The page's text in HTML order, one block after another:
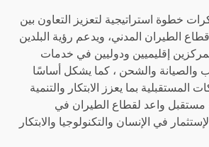
خطوة استراتيجية لتعزيز التعاون بين
الطيران المدني، ويدعم رؤية البلدين
إقليميين ودوليين في خدمات
والصيانة والشحن ، كما يشكل أساسًا
المستقبلية بما يعزز الابتكار والتنمية
مستقبل واعد لقطاع الطيران في
في الإنسان والتكنولوجيا والابتكار